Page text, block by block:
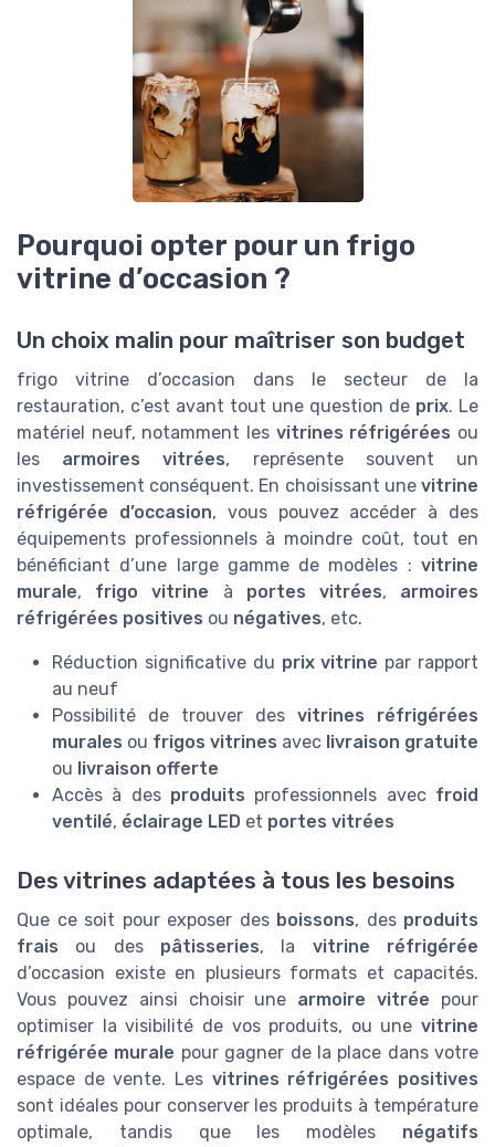
Pourquoi opter pour un frigo
vitrine d’occasion ?
Un choix malin pour maîtriser son budget
frigo vitrine d’occasion dans le secteur de la
restauration, c’est avant tout une question de prix. Le
matériel neuf, notamment les vitrines réfrigérées ou
les armoires vitrées, représente souvent un
investissement conséquent. En choisissant une vitrine
réfrigérée d’occasion, vous pouvez accéder à des
équipements professionnels à moindre coût, tout en
bénéficiant d’une large gamme de modèles : vitrine
murale, frigo vitrine à portes vitrées, armoires
réfrigérées positives ou négatives, etc.
Réduction significative du prix vitrine par rapport
au neuf
Possibilité de trouver des vitrines réfrigérées
murales ou frigos vitrines avec livraison gratuite
ou livraison offerte
Accès à des produits professionnels avec froid
ventilé, éclairage LED et portes vitrées
Des vitrines adaptées à tous les besoins
Que ce soit pour exposer des boissons, des produits
frais ou des pâtisseries, la vitrine réfrigérée
d’occasion existe en plusieurs formats et capacités.
Vous pouvez ainsi choisir une armoire vitrée pour
optimiser la visibilité de vos produits, ou une vitrine
réfrigérée murale pour gagner de la place dans votre
espace de vente. Les vitrines réfrigérées positives
sont idéales pour conserver les produits à température
optimale, tandis que les modèles négatifs